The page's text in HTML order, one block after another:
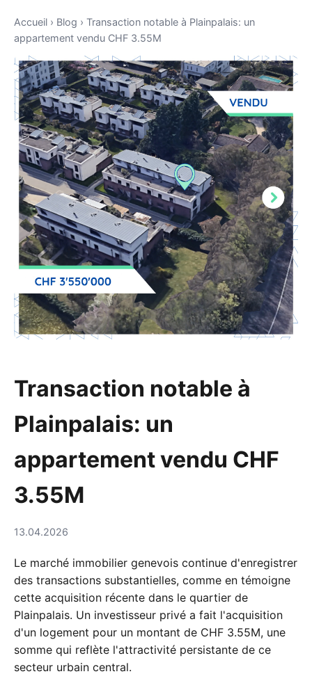
Accueil › Blog › Transaction notable à Plainpalais: un
appartement vendu CHF 3.55M
Transaction notable à
Plainpalais: un
appartement vendu CHF
3.55M
13.04.2026
Le marché immobilier genevois continue d'enregistrer
des transactions substantielles, comme en témoigne
cette acquisition récente dans le quartier de
Plainpalais. Un investisseur privé a fait l'acquisition
d'un logement pour un montant de CHF 3.55M, une
somme qui reflète l'attractivité persistante de ce
secteur urbain central.